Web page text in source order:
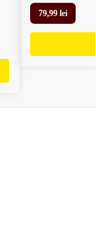
79,99 lei